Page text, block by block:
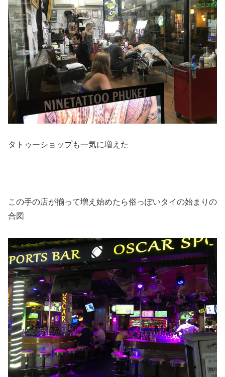
タトゥーショップも一気に増えた
この手の店が揃って増え始めたら俗っぽいタイの始まりの
合図